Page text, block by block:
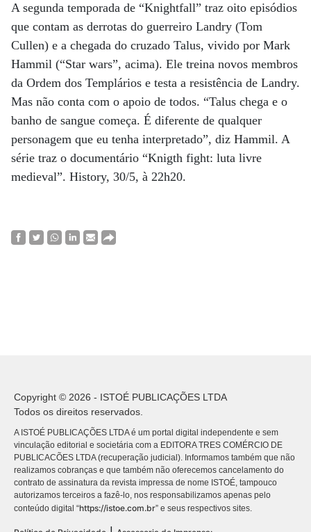
A segunda temporada de “Knightfall” traz oito episódios
que contam as derrotas do guerreiro Landry (Tom
Cullen) e a chegada do cruzado Talus, vivido por Mark
Hammil (“Star wars”, acima). Ele treina novos membros
da Ordem dos Templários e testa a resistência de Landry.
Mas não conta com o apoio de todos. “Talus chega e o
banho de sangue começa. É diferente de qualquer
personagem que eu tenha interpretado”, diz Hammil. A
série traz o documentário “Knigth fight: luta livre
medieval”. History, 30/5, à 22h20.
Copyright © 2026 - ISTOÉ PUBLICAÇÕES LTDA
Todos os direitos reservados.
A ISTOÉ PUBLICAÇÕES LTDA é um portal digital independente e sem
vinculação editorial e societária com a EDITORA TRES COMÉRCIO DE
PUBLICACÕES LTDA (recuperação judicial). Informamos também que não
realizamos cobranças e que também não oferecemos cancelamento do
contrato de assinatura da revista impressa de nome ISTOÉ, tampouco
autorizamos terceiros a fazê-lo, nos responsabilizamos apenas pelo
conteúdo digital “https://istoe.com.br” e seus respectivos sites.